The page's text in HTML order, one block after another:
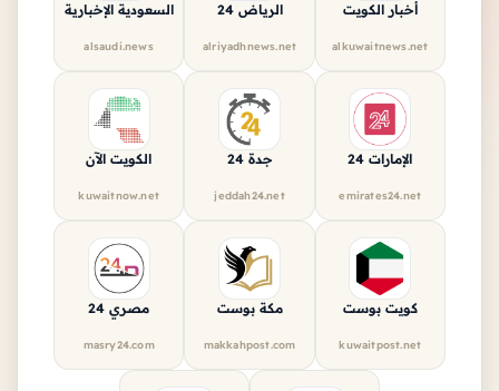
أخبار الكويت
alkuwaitnews.net
الرياض 24
alriyadhnews.net
السعودية الإخبارية
alsaudi.news
الإمارات 24
emirates24.net
جدة 24
jeddah24.net
الكويت الآن
kuwaitnow.net
كويت بوست
kuwaitpost.net
مكة بوست
makkahpost.com
مصري 24
masry24.com